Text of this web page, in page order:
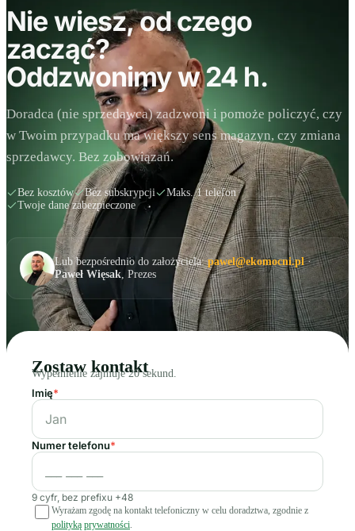
Nie wiesz, od czego
zacząć?
Oddzwonimy w 24 h.
Doradca (nie sprzedawca) zadzwoni i pomoże policzyć, czy
w Twoim przypadku ma większy sens magazyn, czy zmiana
sprzedawcy. Bez zobowiązań.
Bez kosztów Bez subskrypcji
Maks. 1 telefon
Twoje dane zabezpieczone
Lub bezpośrednio do założyciela:pawel@ekomocni.pl·
Paweł Więsak, Prezes
Zostaw kontakt
Wypełnienie zajmuje 20 sekund.
Imię*
Numer telefonu*
9 cyfr, bez prefixu +48
Wyrażam zgodę na kontakt telefoniczny w celu doradztwa, zgodnie z
polityką prywatności.